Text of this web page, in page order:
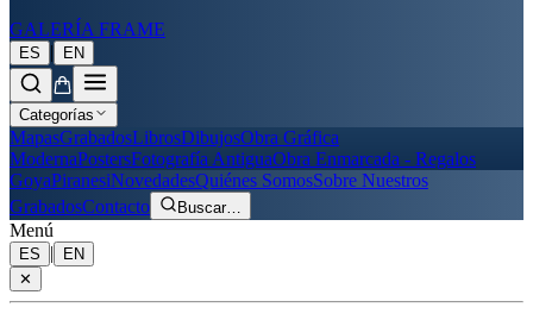
GALERÍA FRAME
ES | EN
Categorías
MapasGrabadosLibrosDibujosObra Gráfica
ModernaPostersFotografía AntiguaObra Enmarcada - Regalos
GoyaPiranesiNovedadesQuiénes SomosSobre Nuestros
GrabadosContacto Buscar…
Menú
ES |
EN
✕